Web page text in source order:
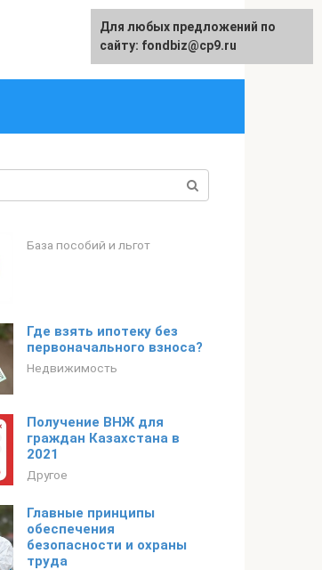
English
База пособий и льгот
Где взять ипотеку без
первоначального взноса?
Недвижимость
Получение ВНЖ для
граждан Казахстана в
2021
Другое
Главные принципы
обеспечения
безопасности и охраны
труда
Для любых предложений по
сайту: fondbiz@cp9.ru